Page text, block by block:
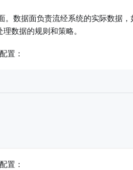
。数据面负责流经系统的实际数据，
数据的规则和策略。
置：
置：